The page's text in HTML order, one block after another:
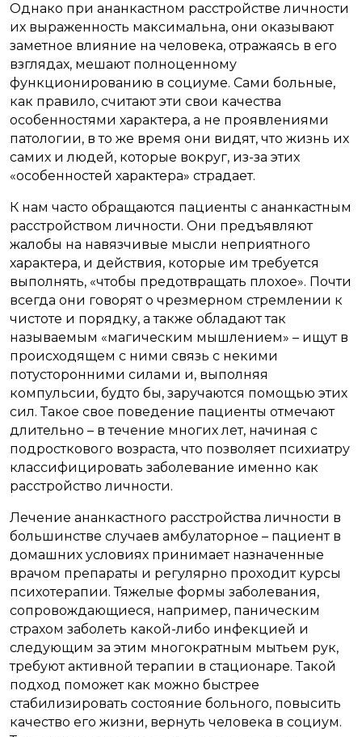
Однако при ананкастном расстройстве личности
их выраженность максимальна, они оказывают
заметное влияние на человека, отражаясь в его
взглядах, мешают полноценному
функционированию в социуме. Сами больные,
как правило, считают эти свои качества
особенностями характера, а не проявлениями
патологии, в то же время они видят, что жизнь их
самих и людей, которые вокруг, из-за этих
«особенностей характера» страдает.
К нам часто обращаются пациенты с ананкастным
расстройством личности. Они предъявляют
жалобы на навязчивые мысли неприятного
характера, и действия, которые им требуется
выполнять, «чтобы предотвращать плохое». Почти
всегда они говорят о чрезмерном стремлении к
чистоте и порядку, а также обладают так
называемым «магическим мышлением» – ищут в
происходящем с ними связь с некими
потусторонними силами и, выполняя
компульсии, будто бы, заручаются помощью этих
сил. Такое свое поведение пациенты отмечают
длительно – в течение многих лет, начиная с
подросткового возраста, что позволяет психиатру
классифицировать заболевание именно как
расстройство личности.
Лечение ананкастного расстройства личности в
большинстве случаев амбулаторное – пациент в
домашних условиях принимает назначенные
врачом препараты и регулярно проходит курсы
психотерапии. Тяжелые формы заболевания,
сопровождающиеся, например, паническим
страхом заболеть какой-либо инфекцией и
следующим за этим многократным мытьем рук,
требуют активной терапии в стационаре. Такой
подход поможет как можно быстрее
стабилизировать состояние больного, повысить
качество его жизни, вернуть человека в социум.